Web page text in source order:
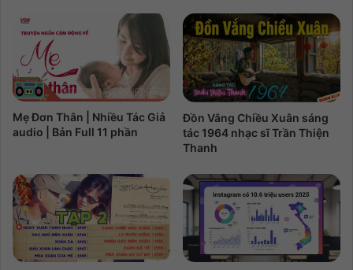
Mẹ Đơn Thân | Nhiều Tác Giả
audio | Bản Full 11 phần
Đồn Vắng Chiều Xuân sáng
tác 1964 nhạc sĩ Trần Thiện
Thanh